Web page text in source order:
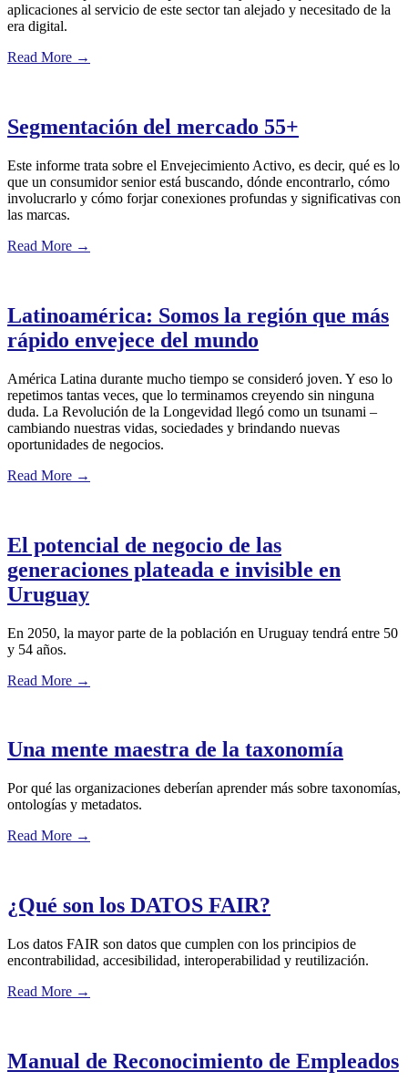
aplicaciones al servicio de este sector tan alejado y necesitado de la
era digital.
Read More →
Segmentación del mercado 55+
Este informe trata sobre el Envejecimiento Activo, es decir, qué es lo
que un consumidor senior está buscando, dónde encontrarlo, cómo
involucrarlo y cómo forjar conexiones profundas y significativas con
las marcas.
Read More →
Latinoamérica: Somos la región que más
rápido envejece del mundo
América Latina durante mucho tiempo se consideró joven. Y eso lo
repetimos tantas veces, que lo terminamos creyendo sin ninguna
duda. La Revolución de la Longevidad llegó como un tsunami –
cambiando nuestras vidas, sociedades y brindando nuevas
oportunidades de negocios.
Read More →
El potencial de negocio de las
generaciones plateada e invisible en
Uruguay
En 2050, la mayor parte de la población en Uruguay tendrá entre 50
y 54 años.
Read More →
Una mente maestra de la taxonomía
Por qué las organizaciones deberían aprender más sobre taxonomías,
ontologías y metadatos.
Read More →
¿Qué son los DATOS FAIR?
Los datos FAIR son datos que cumplen con los principios de
encontrabilidad, accesibilidad, interoperabilidad y reutilización.
Read More →
Manual de Reconocimiento de Empleados